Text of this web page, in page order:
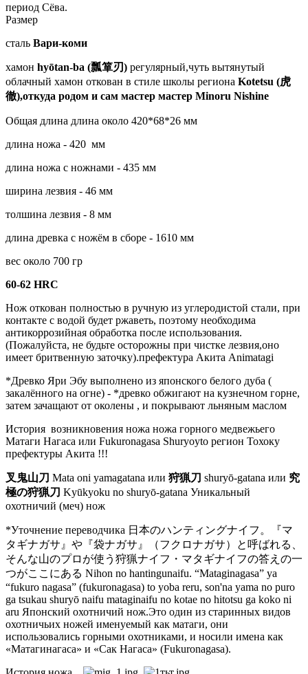
период Сёва.
Размер
сталь Вари-коми
хамон hyōtan-ba (瓢箪刃) регулярный,чуть вытянутый
облачный хамон откован в стиле школы региона Kotetsu (虎
徹),откуда родом и сам мастер мастер Minoru Nishine
Общая длина длина около 420*68*26 мм
длина ножа - 420 мм
длина ножа с ножнами - 435 мм
ширина лезвия - 46 мм
толшина лезвия - 8 мм
длина древка с ножём в сборе - 1610 мм
вес около 700 гр
60-62 HRC
Нож откован полностью в ручную из углеродистой стали, при
контакте с водой будет ржаветь, поэтому необходима
антикоррозийная обработка после использования.
(Пожалуйста, не будьте осторожны при чистке лезвия,оно
имеет бритвенную заточку).префектура Акита Animatagi
*Древко Яри Эбу выполнено из японского белого дуба (
закалённого на огне) - *древко обжигают на кузнечном горне,
затем зачащают от околены , и покрывают льняным маслом
История возникновения ножа ножа горного медвежьего
Матаги Нагаса или Fukuronagasa Shuryoyto регион Тохоку
префектуры Акита !!!
叉鬼山刀 Mata oni yamagatana или 狩猟刀 shuryō-gatana или 究
極の狩猟刀 Kyūkyoku no shuryō-gatana Уникальный
охотничий (меч) нож
*Уточнение переводчика 日本のハンティングナイフ。『マ
タギナガサ』や『袋ナガサ』（フクロナガサ）と呼ばれる、
そんな山のプロが使う狩猟ナイフ・マタギナイフの答えの一
つがここにある Nihon no hantingunaifu. “Mataginagasa” ya
“fukuro nagasa” (fukuronagasa) to yoba reru, son'na yama no puro
ga tsukau shuryō naifu mataginaifu no kotae no hitotsu ga koko ni
aru Японский охотничий нож.Это один из старинных видов
охотничьих ножей именуемый как матаги, они
использовались горными охотниками, и носили имена как
«Матагинагаса» и «Сак Нагаса» (Fukuronagasa).